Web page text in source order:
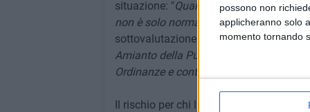
possono non
applicheranno solo
momento tornando
situazione: "Quando si parla di amianto
non è solo normativa, ma anche di
sottovalutazione del problema da parte
Amianto della Puglia è tra i migliori in
Ordinanze e controlli rimangono lettera
Il rischio per chi lavora e per la